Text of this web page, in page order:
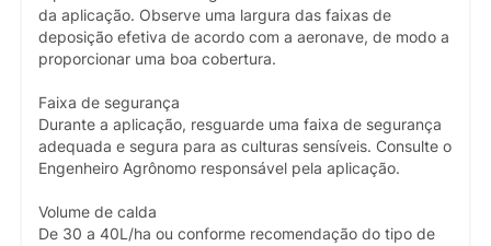
da aplicação. Observe uma largura das faixas de
deposição efetiva de acordo com a aeronave, de modo a
proporcionar uma boa cobertura.
Faixa de segurança
Durante a aplicação, resguarde uma faixa de segurança
adequada e segura para as culturas sensíveis. Consulte o
Engenheiro Agrônomo responsável pela aplicação.
Volume de calda
De 30 a 40L/ha ou conforme recomendação do tipo de